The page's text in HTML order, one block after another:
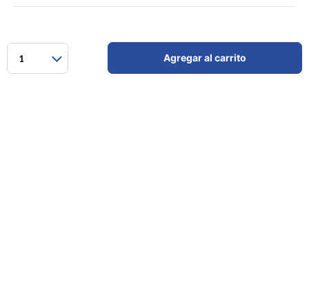
1 Agregar al carrito